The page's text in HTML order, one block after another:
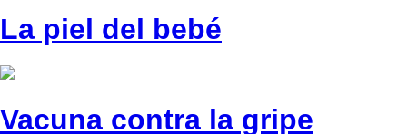
La piel del bebé
Vacuna contra la gripe